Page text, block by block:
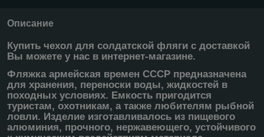
Описание
Купить чехол для солдатской фляги с доставкой
Вы можете у нас в интернет-магазине.
Фляжка армейская времен СССР предназначена
для хранения, переноски воды, жидкостей в
походных условиях. Емкость пригодится
туристам, охотникам, а также любителям рыбной
ловли. Изделие изготавливалось из пищевого
алюминия, прочного, нержавеющего, устойчивого